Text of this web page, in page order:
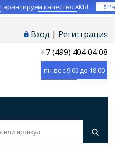
Гарантируем качество АКБ! ❗
Вход | Регистрация
+7 (499) 404 04 08
пн-вс с 9:00 до 18:00